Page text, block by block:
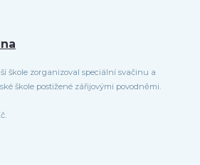
škole zorganizoval speciální svačinu a
škole postižené zářijovými povodněmi.